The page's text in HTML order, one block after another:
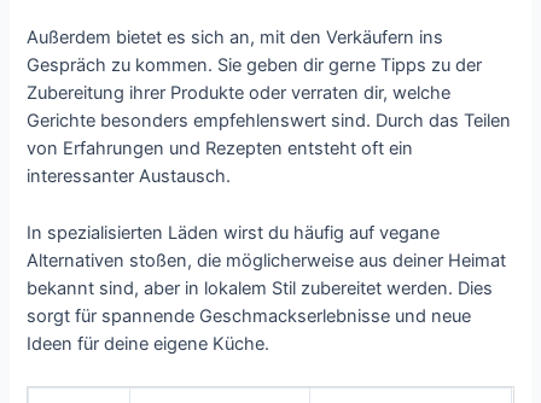
Außerdem bietet es sich an, mit den Verkäufern ins
Gespräch zu kommen. Sie geben dir gerne Tipps zu der
Zubereitung ihrer Produkte oder verraten dir, welche
Gerichte besonders empfehlenswert sind. Durch das Teilen
von Erfahrungen und Rezepten entsteht oft ein
interessanter Austausch.
In spezialisierten Läden wirst du häufig auf vegane
Alternativen stoßen, die möglicherweise aus deiner Heimat
bekannt sind, aber in lokalem Stil zubereitet werden. Dies
sorgt für spannende Geschmackserlebnisse und neue
Ideen für deine eigene Küche.